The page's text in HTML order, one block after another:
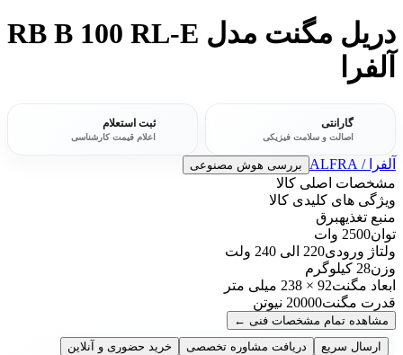
دریل مگنت مدل RB B 100 RL-E
آلفرا
گارانتی
اصالت و سلامت فیزیکی
ثبت استعلام
اعلام قیمت کارشناسی
آلفرا / ALFRA بررسی هوش مصنوعی
مشخصات اصلی کالا
ویژگی های کلیدی کالا
منبع تغذیهبرق
توان2500 وات
ولتاژ ورودی220 الی 240 ولت
وزن28 کیلوگرم
ابعاد مگنت92 × 238 میلی متر
قدرت مگنت20000 نیوتن
مشاهده تمام مشخصات فنی ←
ارسال سریع
دریافت مشاوره تخصصی
خرید حضوری و آنلاین